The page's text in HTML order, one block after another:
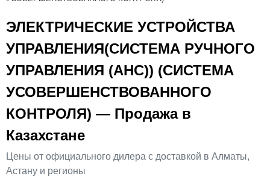
ЭЛЕКТРИЧЕСКИЕ УСТРОЙСТВА
УПРАВЛЕНИЯ(СИСТЕМА РУЧНОГО
УПРАВЛЕНИЯ (AHC)) (СИСТЕМА
УСОВЕРШЕНСТВОВАННОГО
КОНТРОЛЯ) — Продажа в
Казахстане
Цены от официального дилера с доставкой в Алматы,
Астану и регионы